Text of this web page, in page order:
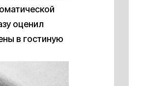
оценил
в гостиную